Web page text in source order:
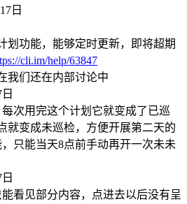
日
划功能，能够定时更新，即将超期
cli.im/help/63847
我们还在内部讨论中
次用完这个计划它就变成了已巡
就变成未巡检，方便开展第二天的
只能当天8点前手动再开一次未未
看见部分内容，点进去以后没有呈